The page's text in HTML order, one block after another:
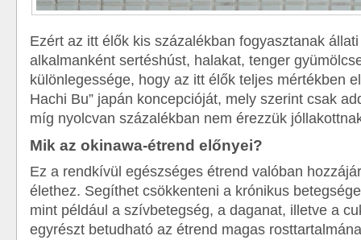
Ezért az itt élők kis százalékban fogyasztanak
alkalmanként sertéshúst, halakat, tenger
különlegessége, hogy az itt élők teljes mértékben
Hachi Bu” japán koncepcióját, mely szerint csak
míg nyolcvan százalékban nem érezzük
Mik az okinawa-étrend előnyei?
Ez a rendkívül egészséges étrend valóban
élethez. Segíthet csökkenteni a krónikus
mint például a szívbetegség, a daganat, illetve a
egyrészt betudható az étrend magas